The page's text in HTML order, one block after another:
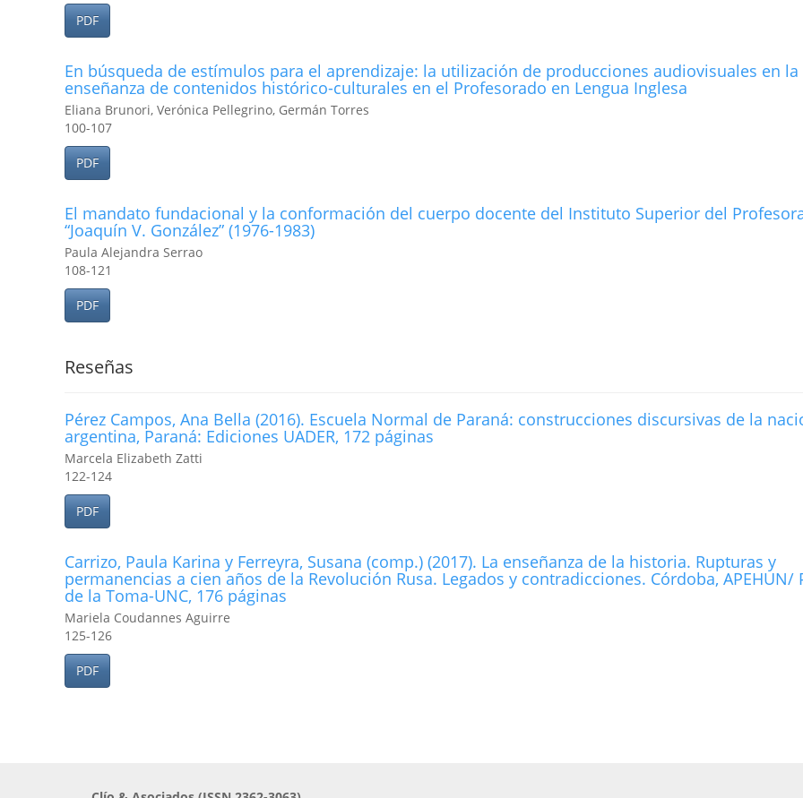
PDF
En búsqueda de estí­mulos para el aprendizaje: la utilización de producciones audiovisuales en la
enseñanza de contenidos histórico-culturales en el Profesorado en Lengua Inglesa
Eliana Brunori, Verónica Pellegrino, Germán Torres
100-107
PDF
El mandato fundacional y la conformación del cuerpo docente del Instituto Superior del
“Joaquí­n V. González” (1976-1983)
Paula Alejandra Serrao
108-121
PDF
Reseñas
Pérez Campos, Ana Bella (2016). Escuela Normal de Paraná: construcciones discursivas de la
argentina, Paraná: Ediciones UADER, 172 páginas
Marcela Elizabeth Zatti
122-124
PDF
Carrizo, Paula Karina y Ferreyra, Susana (comp.) (2017). La enseñanza de la historia. Rupturas y
permanencias a cien años de la Revolución Rusa. Legados y contradicciones. Córdoba, APEHUN/
de la Toma-UNC, 176 páginas
Mariela Coudannes Aguirre
125-126
PDF